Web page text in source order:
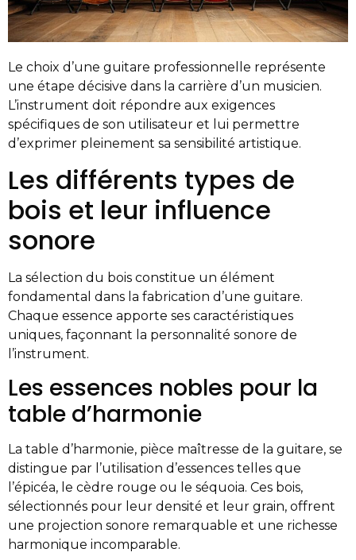
Le choix d’une guitare professionnelle représente
une étape décisive dans la carrière d’un musicien.
L’instrument doit répondre aux exigences
spécifiques de son utilisateur et lui permettre
d’exprimer pleinement sa sensibilité artistique.
Les différents types de
bois et leur influence
sonore
La sélection du bois constitue un élément
fondamental dans la fabrication d’une guitare.
Chaque essence apporte ses caractéristiques
uniques, façonnant la personnalité sonore de
l’instrument.
Les essences nobles pour la
table d’harmonie
La table d’harmonie, pièce maîtresse de la guitare, se
distingue par l’utilisation d’essences telles que
l’épicéa, le cèdre rouge ou le séquoia. Ces bois,
sélectionnés pour leur densité et leur grain, offrent
une projection sonore remarquable et une richesse
harmonique incomparable.